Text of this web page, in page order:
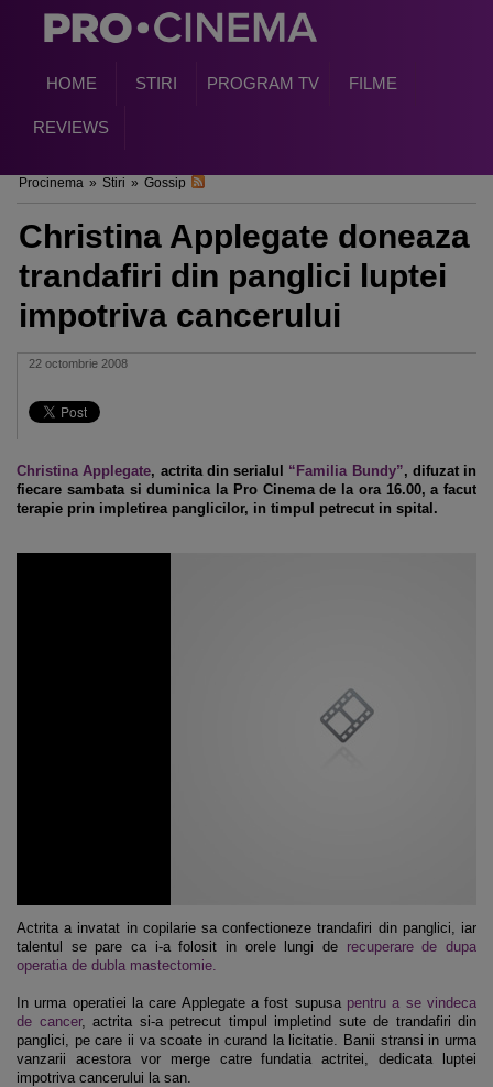
HOME STIRI PROGRAM TV FILME
REVIEWS
Procinema » Stiri » Gossip
Christina Applegate doneaza
trandafiri din panglici luptei
impotriva cancerului
22 octombrie 2008
Christina Applegate, actrita din serialul “Familia Bundy”, difuzat in
fiecare sambata si duminica la Pro Cinema de la ora 16.00, a facut
terapie prin impletirea panglicilor, in timpul petrecut in spital.
Actrita a invatat in copilarie sa confectioneze trandafiri din panglici, iar
talentul se pare ca i-a folosit in orele lungi de recuperare de dupa
operatia de dubla mastectomie.
In urma operatiei la care Applegate a fost supusa pentru a se vindeca
de cancer, actrita si-a petrecut timpul impletind sute de trandafiri din
panglici, pe care ii va scoate in curand la licitatie. Banii stransi in urma
vanzarii acestora vor merge catre fundatia actritei, dedicata luptei
impotriva cancerului la san.